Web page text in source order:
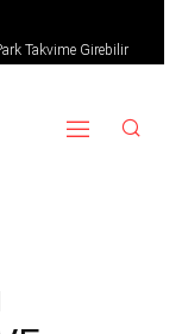
Takvime Girebilir